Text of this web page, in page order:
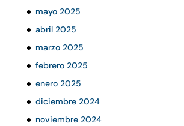
mayo 2025
abril 2025
marzo 2025
febrero 2025
enero 2025
diciembre 2024
noviembre 2024